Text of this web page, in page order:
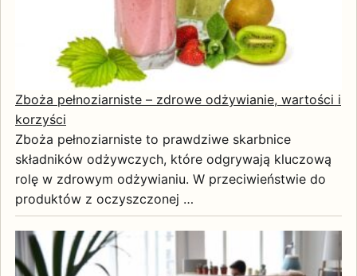
Zboża pełnoziarniste – zdrowe odżywianie, wartości i
korzyści
Zboża pełnoziarniste to prawdziwe skarbnice
składników odżywczych, które odgrywają kluczową
rolę w zdrowym odżywianiu. W przeciwieństwie do
produktów z oczyszczonej …